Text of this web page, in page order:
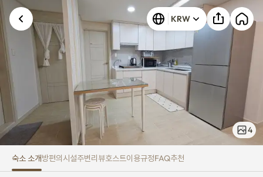
[10mins to Seokyeon univ.]
KRW
4
숙소 소개방편의시설주변리뷰호스트이용규정FAQ추천
알 수 없는 오류가 발생했습니다. 다시 시도해 주세요.